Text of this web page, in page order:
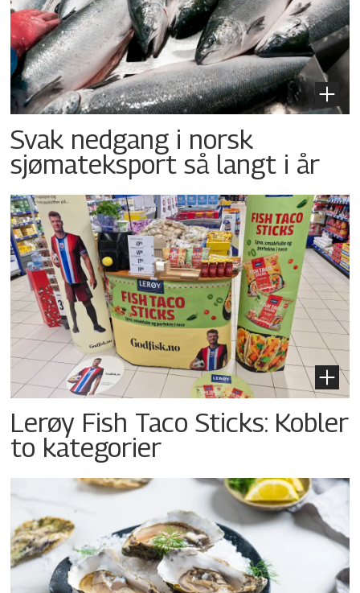
Svak nedgang i norsk
sjømateksport så langt i år
Lerøy Fish Taco Sticks: Kobler
to kategorier